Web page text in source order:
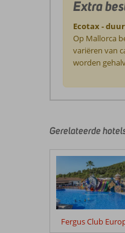
Extra
Ecotax -
Op Mallorca
variëren van
worden
door
klanten
geschreven
na
hun
verblijf
Torre
Gerelateerde
Fergus Club